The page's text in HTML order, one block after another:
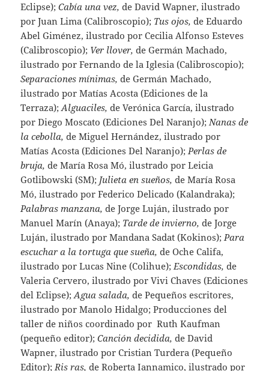
Eclipse);Cabía una vez, de David Wapner, ilustrado
por Juan Lima (Calibroscopio); Tus ojos, de Eduardo
Abel Giménez, ilustrado por Cecilia Alfonso Esteves
(Calibroscopio); Ver llover, de Germán Machado,
ilustrado por Fernando de la Iglesia (Calibroscopio);
Separaciones mínimas, de Germán Machado,
ilustrado por Matías Acosta (Ediciones de la
Terraza);Alguaciles, de Verónica García, ilustrado
por Diego Moscato (Ediciones Del Naranjo);Nanas de
la cebolla, de Miguel Hernández, ilustrado por
Matías Acosta (Ediciones Del Naranjo);Perlas de
bruja, de María Rosa Mó, ilustrado por Leicia
Gotlibowski (SM); Julieta en sueños, de María Rosa
Mó, ilustrado por Federico Delicado (Kalandraka);
Palabras manzana, de Jorge Luján, ilustrado por
Manuel Marín (Anaya); Tarde de invierno, de Jorge
Luján, ilustrado por Mandana Sadat (Kokinos);Para
escuchar a la tortuga que sueña, de Oche Califa,
ilustrado por Lucas Nine (Colihue);Escondidas, de
Valeria Cervero, ilustrado por Vivi Chaves (Ediciones
del Eclipse);Agua salada, de Pequeños escritores,
ilustrado por Manolo Hidalgo; Producciones del
taller de niños coordinado por Ruth Kaufman
(pequeño editor);Canción decidida, de David
Wapner, ilustrado por Cristian Turdera (Pequeño
Editor);Ris ras, de Roberta Iannamico, ilustrado por